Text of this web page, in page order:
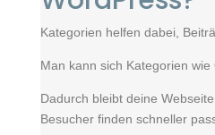
Kategorien helfen dabei,
Man kann sich Kategorien wie
Dadurch bleibt deine
Besucher finden schneller